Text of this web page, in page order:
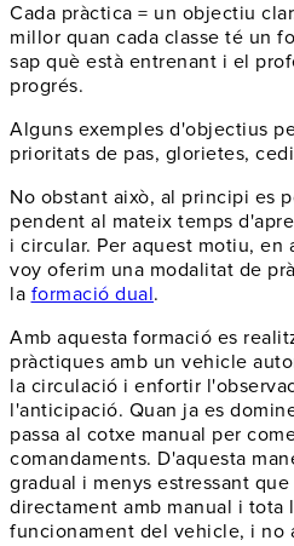
Cada pràctica = un objectiu
millor quan cada classe té un
sap què està entrenant i el
progrés.
Alguns exemples d'objectius
prioritats de pas, glorietes,
No obstant això, al principi es
pendent al mateix temps
i circular. Per aquest motiu, en
voy oferim una modalitat de
la formació dual.
Amb aquesta formació es
pràctiques amb un vehicle
la circulació i enfortir
l'anticipació. Quan ja es
passa al cotxe manual per
comandaments. D'aquesta
gradual i menys estressant
directament amb manual i tota
funcionament del vehicle, i no